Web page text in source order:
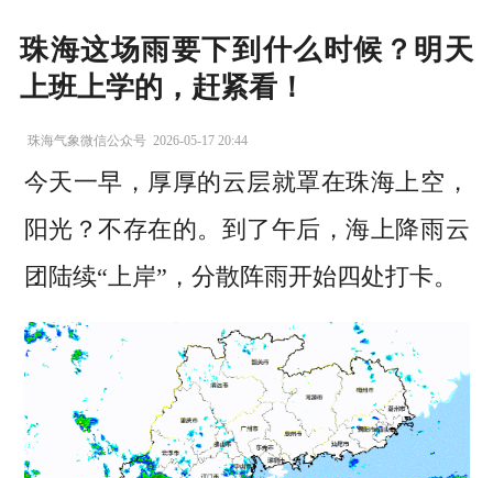
珠海这场雨要下到什么时候？明天
上班上学的，赶紧看！
珠海气象微信公众号 2026-05-17 20:44
今天一早，厚厚的云层就罩在珠海上空，
阳光？不存在的。到了午后，海上降雨云
团陆续“上岸” ，分散阵雨开始四处打卡。